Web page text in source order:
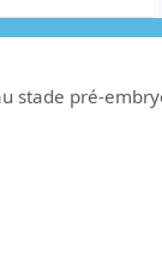
stade pré-